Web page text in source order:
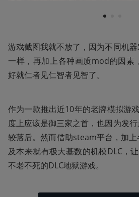
1
游戏截图我就不放了，因为不同机
一样，再加上各种画质mod的因素
好就仁者见仁智者见智了。
作为一款推出近10年的老牌模拟游
度上应该是御三家之首，也因为发
较落后。然而借助steam平台，加
及本来就有极大基数的机模DLC，
不老不死的DLC地狱游戏。